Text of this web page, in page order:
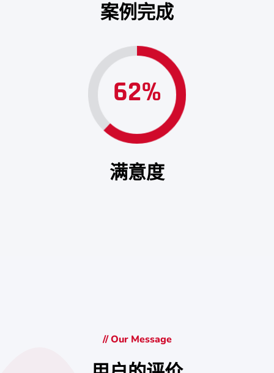
案例完成
62%
满意度
// Our Message